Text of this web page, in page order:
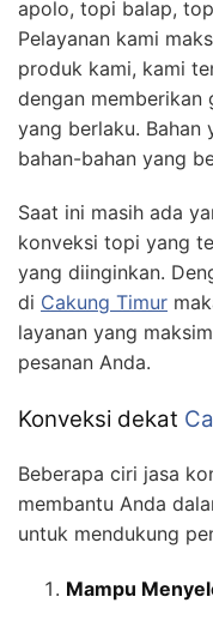
apolo, topi balap,
Pelayanan kami
produk kami, kami
dengan memberikan
yang berlaku. Bahan
bahan-bahan yang
Saat ini masih ada
konveksi topi yang
yang diinginkan.
di Cakung Timur
layanan yang
pesanan Anda.
Konveksi dekat
Beberapa ciri jasa
membantu Anda
untuk mendukung
Mampu